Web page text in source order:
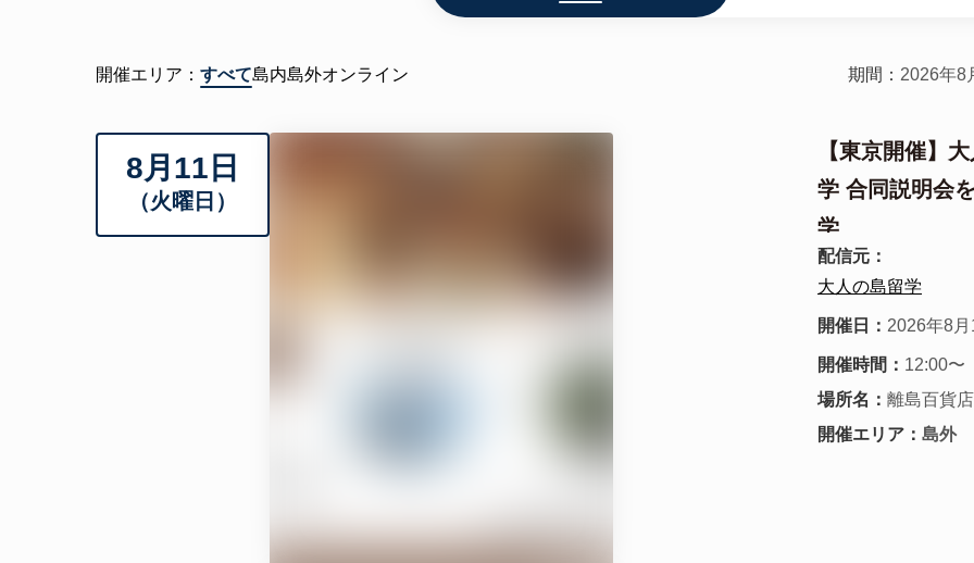
開催エリア： すべて島内島外オンライン 期間： 2026年8
8月11日
（火曜日）
【東京開催】
学 合同説明会
学
配信元：
大人の島留学
開催日： 2026年8
開催時間： 12:00〜
場所名： 離島百貨
開催エリア： 島外